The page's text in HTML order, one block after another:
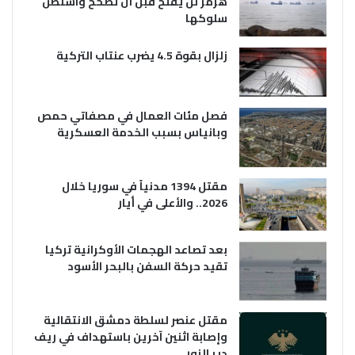
سلوكها
زلزال بقوة 4.5 يضرب عنتاب التركية
فصل مئات العمال في مصفاتي حمص
وبانياس بسبب الخدمة العسكرية
مقتل 1394 مدنياً في سوريا خلال
2026.. والأعلى في أيار
بعد تصاعد الهجمات الأوكرانية تركيا
تقيد حركة السفن بالبحر الأسود
مقتل عنصر لسلطة دمشق الانتقالية
وإصابة اثنين آخرين باستهداف في ريف